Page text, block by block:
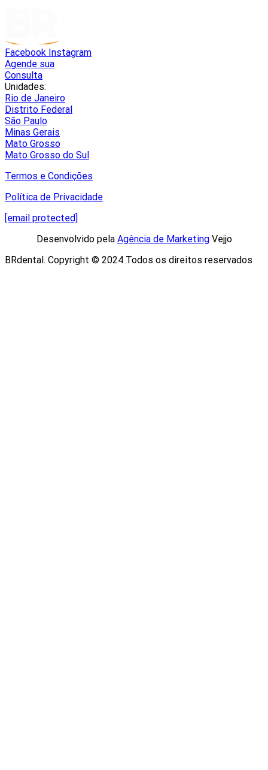
Facebook Instagram
Agende sua
Consulta
Unidades:
Rio de Janeiro
Distrito Federal
São Paulo
Minas Gerais
Mato Grosso
Mato Grosso do Sul
Termos e Condições
Política de Privacidade
[email protected]
Desenvolvido pela Agência de MarketingVejjo​
BRdental. Copyright © 2024 Todos os direitos reservados